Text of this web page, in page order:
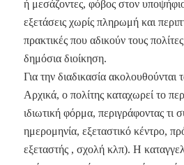
ή μεσάζοντες, φόβος στον
εξετάσεις χωρίς πληρωμή και
πρακτικές που αδικούν τους
δημόσια διοίκηση.
Για την διαδικασία
Αρχικά, ο πολίτης καταχωρεί το
ιδιωτική φόρμα, περιγράφοντας τι
ημερομηνία, εξεταστικό κέντρο,
εξεταστής , σχολή κλπ). Η